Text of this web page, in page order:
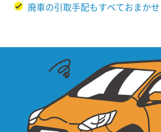
廃車の引取手配もすべておまかせ